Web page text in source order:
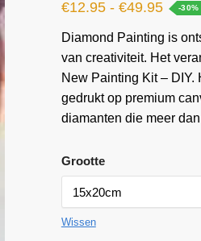
€12.95 - €49.95 -30%
Diamond Painting is
van creativiteit. Het
New Painting Kit –
gedrukt op premium
diamanten die meer
Grootte
Wissen